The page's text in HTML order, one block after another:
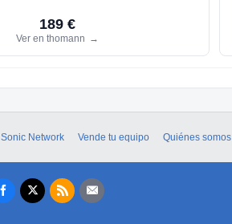
189 €
Ver en thomann →
Sonic Network Vende tu equipo Quiénes somos